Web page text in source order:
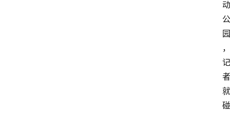
动
公
园
，
记
者
就
碰